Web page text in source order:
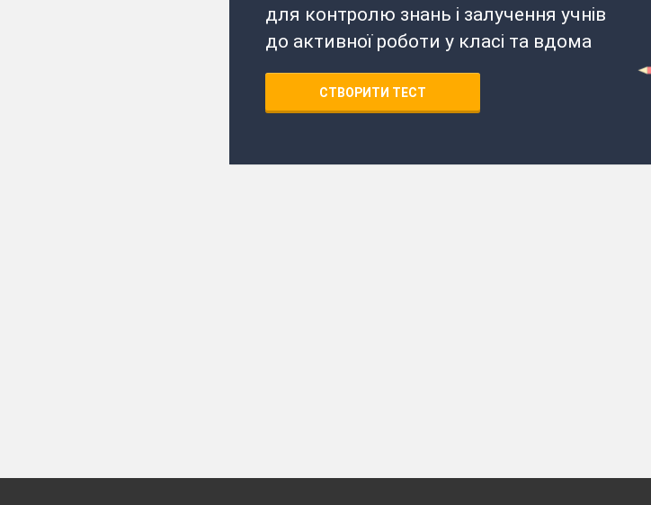
для контролю знань і залучення учнів
до активної роботи у класі та вдома
СТВОРИТИ ТЕСТ